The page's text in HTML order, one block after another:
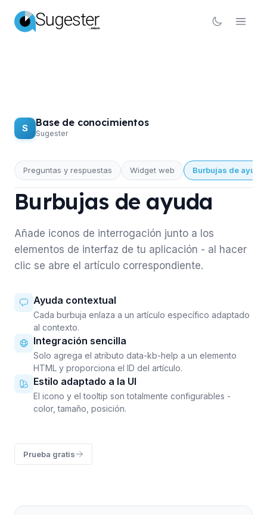
S Base de conocimientos
Sugester
Preguntas y respuestas Widget web Burbujas de ayuda
BASE DE CONOCIMIENTOS
Burbujas de ayuda
Añade iconos de interrogación junto a los
elementos de interfaz de tu aplicación - al hacer
clic se abre el artículo correspondiente.
Ayuda contextual
Cada burbuja enlaza a un artículo específico adaptado
al contexto.
Integración sencilla
Solo agrega el atributo data-kb-help a un elemento
HTML y proporciona el ID del artículo.
Estilo adaptado a la UI
El icono y el tooltip son totalmente configurables -
color, tamaño, posición.
Prueba gratis